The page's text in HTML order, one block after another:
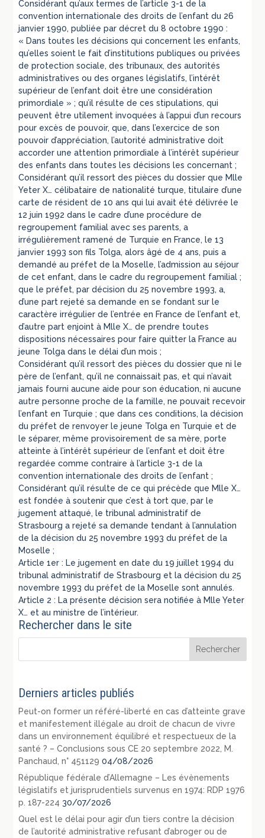
Considérant qu’aux termes de l’article 3-1 de la
convention internationale des droits de l’enfant du 26
janvier 1990, publiée par décret du 8 octobre 1990 :
« Dans toutes les décisions qui concernent les enfants,
qu’elles soient le fait d’institutions publiques ou privées
de protection sociale, des tribunaux, des autorités
administratives ou des organes législatifs, l’intérêt
supérieur de l’enfant doit être une considération
primordiale » ; qu’il résulte de ces stipulations, qui
peuvent être utilement invoquées à l’appui d’un recours
pour excès de pouvoir, que, dans l’exercice de son
pouvoir d’appréciation, l’autorité administrative doit
accorder une attention primordiale à l’intérêt supérieur
des enfants dans toutes les décisions les concernant ;
Considérant qu’il ressort des pièces du dossier que Mlle
Yeter X… célibataire de nationalité turque, titulaire d’une
carte de résident de 10 ans qui lui avait été délivrée le
12 juin 1992 dans le cadre d’une procédure de
regroupement familial avec ses parents, a
irrégulièrement ramené de Turquie en France, le 13
janvier 1993 son fils Tolga, alors âgé de 4 ans, puis a
demandé au préfet de la Moselle, l’admission au séjour
de cet enfant, dans le cadre du regroupement familial ;
que le préfet, par décision du 25 novembre 1993, a,
d’une part rejeté sa demande en se fondant sur le
caractère irrégulier de l’entrée en France de l’enfant et,
d’autre part enjoint à Mlle X… de prendre toutes
dispositions nécessaires pour faire quitter la France au
jeune Tolga dans le délai d’un mois ;
Considérant qu’il ressort des pièces du dossier que ni le
père de l’enfant, qu’il ne connaissait pas, et qui n’avait
jamais fourni aucune aide pour son éducation, ni aucune
autre personne proche de la famille, ne pouvait recevoir
l’enfant en Turquie ; que dans ces conditions, la décision
du préfet de renvoyer le jeune Tolga en Turquie et de
le séparer, même provisoirement de sa mère, porte
atteinte à l’intérêt supérieur de l’enfant et doit être
regardée comme contraire à l’article 3-1 de la
convention internationale des droits de l’enfant ;
Considérant qu’il résulte de ce qui précède que Mlle X…
est fondée à soutenir que c’est à tort que, par le
jugement attaqué, le tribunal administratif de
Strasbourg a rejeté sa demande tendant à l’annulation
de la décision du 25 novembre 1993 du préfet de la
Moselle ;
Article 1er : Le jugement en date du 19 juillet 1994 du
tribunal administratif de Strasbourg et la décision du 25
novembre 1993 du préfet de la Moselle sont annulés.
Article 2 : La présente décision sera notifiée à Mlle Yeter
X… et au ministre de l’intérieur.
Rechercher dans le site
Derniers articles publiés
Peut-on former un référé-liberté en cas d’atteinte grave
et manifestement illégale au droit de chacun de vivre
dans un environnement équilibré et respectueux de la
santé ? – Conclusions sous CE 20 septembre 2022, M.
Panchaud, n° 451129 04/08/2026
République fédérale d’Allemagne – Les évènements
législatifs et jurisprudentiels survenus en 1974: RDP 1976
p. 187-224 30/07/2026
Quel est le délai pour agir d’un tiers contre la décision
de l’autorité administrative refusant d’abroger ou de